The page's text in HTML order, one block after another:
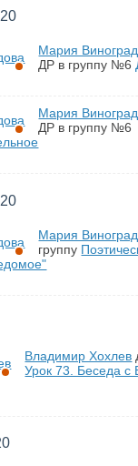
Мария
ДР в группу №6
Мария
ДР в группу №6
Мария
группу
Владимир Хохлев
Урок 73. Беседа с